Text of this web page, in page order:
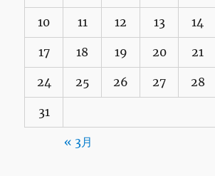
10 11 12 13 14
17 18 19 20 21
24 25 26 27 28
31
« 3月